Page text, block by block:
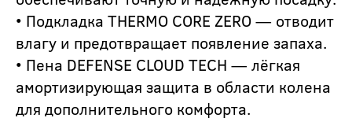
• Подкладка THERMO CORE ZERO — отводит
влагу и предотвращает появление запаха.
• Пена DEFENSE CLOUD TECH — лёгкая
амортизирующая защита в области колена
для дополнительного комфорта.